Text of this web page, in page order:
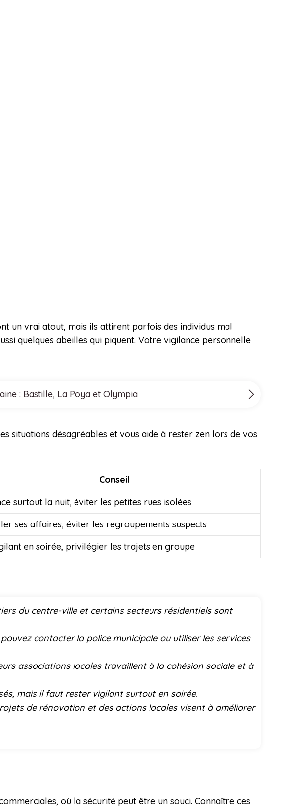
un vrai atout, mais ils attirent parfois des individus mal
quelques abeilles qui piquent. Votre vigilance personnelle
: Bastille, La Poya et Olympia
situations désagréables et vous aide à rester zen lors de vos
Conseil
surtout la nuit, éviter les petites rues isolées
ses affaires, éviter les regroupements suspects
en soirée, privilégier les trajets en groupe
du centre-ville et certains secteurs résidentiels sont
contacter la police municipale ou utiliser les services
associations locales travaillent à la cohésion sociale et à
mais il faut rester vigilant surtout en soirée.
de rénovation et des actions locales visent à améliorer
où la sécurité peut être un souci. Connaître ces